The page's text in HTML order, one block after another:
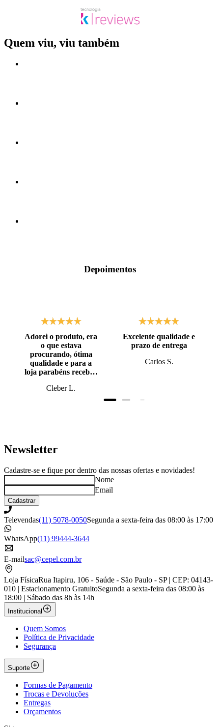
Quem viu, viu também
Depoimentos
Adorei o produto, era
o que estava
procurando, ótima
qualidade e para a
loja parabéns recebi o
prazo, super bem
Cleber L.
Excelente qualidade e
prazo de entrega
Carlos S.
Newsletter
Cadastre-se e fique por dentro das nossas ofertas e novidades!
Nome
Email
Cadastrar
Televendas(11) 5078-0050Segunda a sexta-feira das 08:00 às 17:00
WhatsApp(11) 99444-3644
E-mailsac@cepel.com.br
Loja FísicaRua Itapiru, 106 - Saúde - São Paulo - SP | CEP: 04143-
010 | Estacionamento GratuitoSegunda a sexta-feira das 08:00 às
18:00 | Sábado das 8h às 14h
Institucional
Quem Somos
Política de Privacidade
Segurança
Suporte
Formas de Pagamento
Trocas e Devoluções
Entregas
Orçamentos